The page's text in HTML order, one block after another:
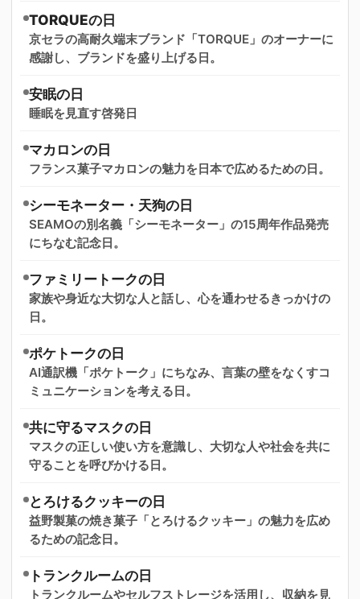
TORQUEの日
京セラの高耐久端末ブランド「TORQUE」のオーナーに
感謝し、ブランドを盛り上げる日。
安眠の日
睡眠を見直す啓発日
マカロンの日
フランス菓子マカロンの魅力を日本で広めるための日。
シーモネーター・天狗の日
SEAMOの別名義「シーモネーター」の15周年作品発売
にちなむ記念日。
ファミリートークの日
家族や身近な大切な人と話し、心を通わせるきっかけの
日。
ポケトークの日
AI通訳機「ポケトーク」にちなみ、言葉の壁をなくすコ
ミュニケーションを考える日。
共に守るマスクの日
マスクの正しい使い方を意識し、大切な人や社会を共に
守ることを呼びかける日。
とろけるクッキーの日
益野製菓の焼き菓子「とろけるクッキー」の魅力を広め
るための記念日。
トランクルームの日
トランクルームやセルフストレージを活用し、収納を見